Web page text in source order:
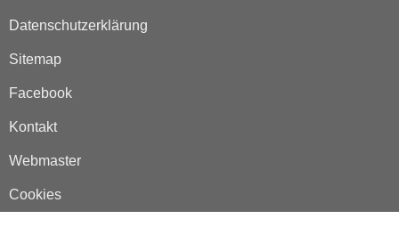
Datenschutzerklärung
Sitemap
Facebook
Kontakt
Webmaster
Cookies